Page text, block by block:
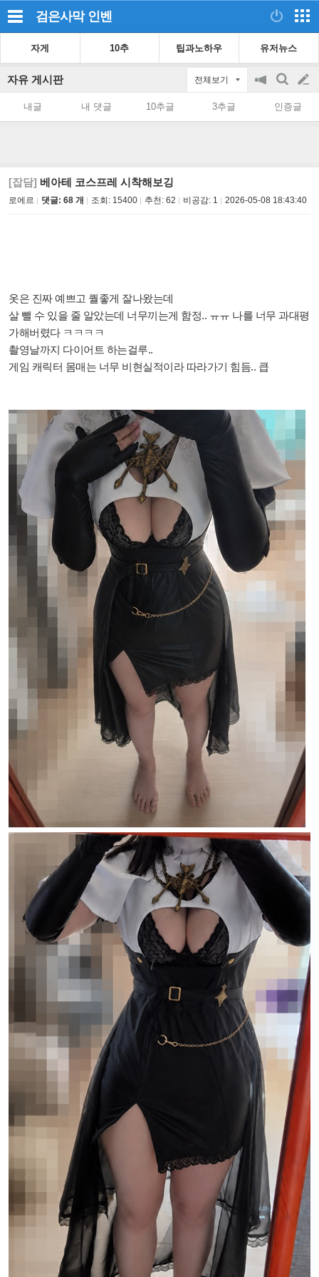
검은사막 인벤
자게 10추 팁과노하우 유저뉴스
자유 게시판 전체보기
공
on/off
검
색
글
쓰
내글 내 댓글 10추글 3추글 인증글
[잡담] 베아테 코스프레 시착해보깅
로에르 댓글: 68 개 조회: 15400 추천: 62 비공감: 1 2026-05-08 18:43:40
옷은 진짜 예쁘고 퀄좋게 잘나왔는데
살 뺄 수 있을 줄 알았는데 너무끼는게 함정.. ㅠㅠ 나를 너무 과대평
가해버렸다 ㅋㅋㅋㅋ
촬영날까지 다이어트 하는걸루..
게임 캐릭터 몸매는 너무 비현실적이라 따라가기 힘듬.. 큽